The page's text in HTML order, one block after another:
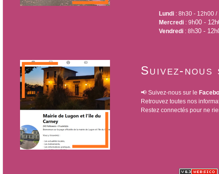
Lundi : 8h30 - 12h00
Mercredi : 9 h00 -
Vendredi : 8 h30 -
Suivez-
📢 Suivez-nous sur le
Retrouvez toutes nos
Restez connectés pour ne